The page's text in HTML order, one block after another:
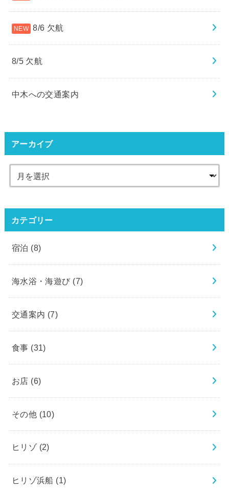
8/6 欠航
8/5 欠航
中木への交通案内
アーカイブ
カテゴリー
宿泊 (8)
海水浴・海遊び (7)
交通案内 (7)
食事 (31)
お店 (6)
その他 (10)
ヒリゾ (2)
ヒリゾ浜船 (1)